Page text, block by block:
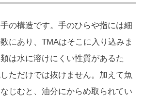
の構造です。手のひらや指には細
にあり、TMAはそこに入り込みま
は水に溶けにくい性質があるた
ただけでは抜けません。加えて魚
じむと、油分にからめ取られてい